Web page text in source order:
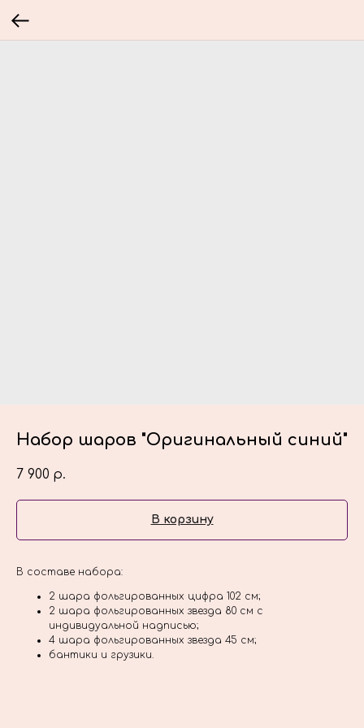
Набор шаров "Оригинальный синий"
7 900 р.
В корзину
В составе набора:
2 шара фольгированных цифра 102 см;
2 шара фольгированных звезда 80 см с
индивидуальной надписью;
4 шара фольгированных звезда 45 см;
бантики и грузики.